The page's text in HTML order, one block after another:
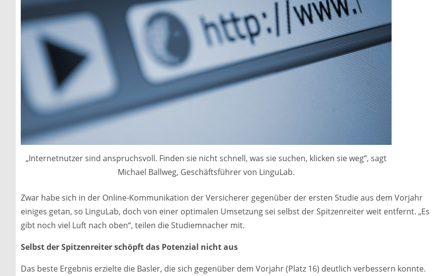
„Internetnutzer sind anspruchsvoll. Finden sie nicht schnell, was sie suchen, klicken sie weg“, sagt
Michael Ballweg, Geschäftsführer von LinguLab.
Zwar habe sich in der Online-Kommunikation der Versicherer gegenüber der ersten Studie aus dem Vorjahr
einiges getan, so LinguLab, doch von einer optimalen Umsetzung sei selbst der Spitzenreiter weit entfernt. „Es
gibt noch viel Luft nach oben“, teilen die Studiemnacher mit.
Selbst der Spitzenreiter schöpft das Potenzial nicht aus
Das beste Ergebnis erzielte die Basler, die sich gegenüber dem Vorjahr (Platz 16) deutlich verbessern konnte.